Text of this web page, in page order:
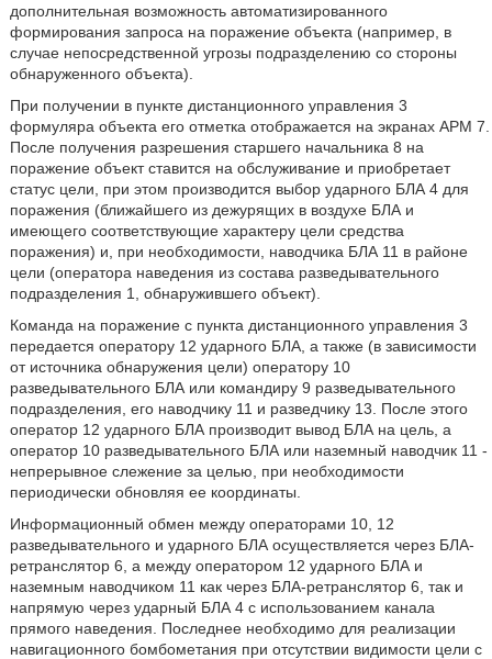
дополнительная возможность автоматизированного
формирования запроса на поражение объекта (например, в
случае непосредственной угрозы подразделению со стороны
обнаруженного объекта).
При получении в пункте дистанционного управления 3
формуляра объекта его отметка отображается на экранах АРМ 7.
После получения разрешения старшего начальника 8 на
поражение объект ставится на обслуживание и приобретает
статус цели, при этом производится выбор ударного БЛА 4 для
поражения (ближайшего из дежурящих в воздухе БЛА и
имеющего соответствующие характеру цели средства
поражения) и, при необходимости, наводчика БЛА 11 в районе
цели (оператора наведения из состава разведывательного
подразделения 1, обнаружившего объект).
Команда на поражение с пункта дистанционного управления 3
передается оператору 12 ударного БЛА, а также (в зависимости
от источника обнаружения цели) оператору 10
разведывательного БЛА или командиру 9 разведывательного
подразделения, его наводчику 11 и разведчику 13. После этого
оператор 12 ударного БЛА производит вывод БЛА на цель, а
оператор 10 разведывательного БЛА или наземный наводчик 11 -
непрерывное слежение за целью, при необходимости
периодически обновляя ее координаты.
Информационный обмен между операторами 10, 12
разведывательного и ударного БЛА осуществляется через БЛА-
ретранслятор 6, а между оператором 12 ударного БЛА и
наземным наводчиком 11 как через БЛА-ретранслятор 6, так и
напрямую через ударный БЛА 4 с использованием канала
прямого наведения. Последнее необходимо для реализации
навигационного бомбометания при отсутствии видимости цели с